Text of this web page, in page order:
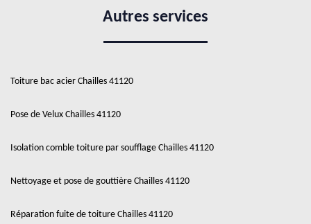
Autres services
Toiture bac acier Chailles 41120
Pose de Velux Chailles 41120
Isolation comble toiture par soufflage Chailles 41120
Nettoyage et pose de gouttière Chailles 41120
Réparation fuite de toiture Chailles 41120